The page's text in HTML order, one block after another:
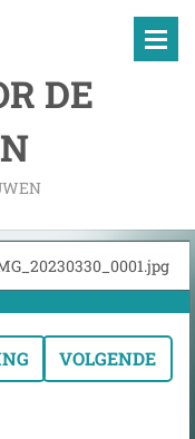
DE
VOLGENDE